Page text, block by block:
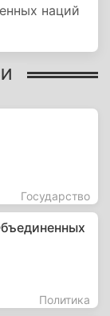
наций
Государство
Политика